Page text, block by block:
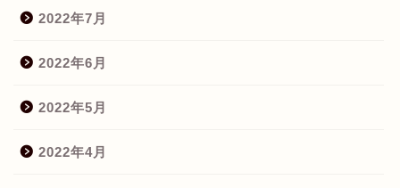
2022年7月
2022年6月
2022年5月
2022年4月